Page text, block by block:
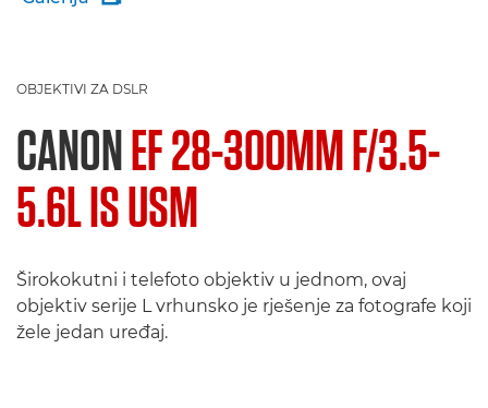
OBJEKTIVI ZA DSLR
CANONEF 28-300MM F/3.5-
5.6L IS USM
Širokokutni i telefoto objektiv u jednom, ovaj
objektiv serije L vrhunsko je rješenje za fotografe koji
žele jedan uređaj.